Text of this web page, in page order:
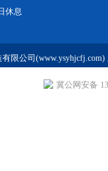
休息
限公司
冀公网安备